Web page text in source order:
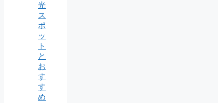
光
ス
ポ
ッ
ト
と
お
す
す
め